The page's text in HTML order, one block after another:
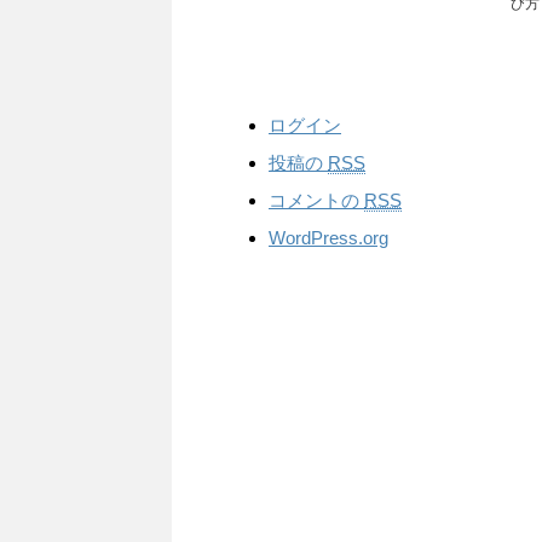
び方
ログイン
投稿の RSS
コメントの RSS
WordPress.org